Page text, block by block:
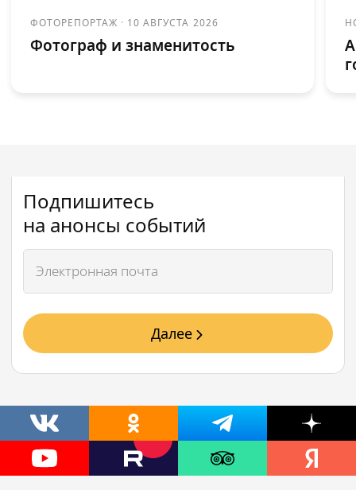
ФОТОРЕПОРТАЖ · 10 АВГУСТА 2026
Фотограф и знаменитость
Подпишитесь
на анонсы событий
Далее